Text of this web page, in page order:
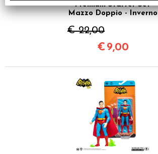
Premium Starter Set
Mazzo Doppio - Inverno
€ 22,00
€ 9,00